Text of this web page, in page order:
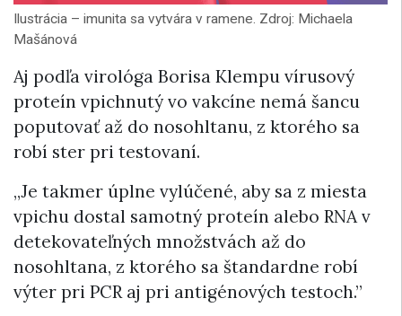
Ilustrácia – imunita sa vytvára v ramene. Zdroj: Michaela
Mašánová
Aj podľa virológa Borisa Klempu vírusový
proteín vpichnutý vo vakcíne nemá šancu
poputovať až do nosohltanu, z ktorého sa
robí ster pri testovaní.
„Je takmer úplne vylúčené, aby sa z miesta
vpichu dostal samotný proteín alebo RNA v
detekovateľných množstvách až do
nosohltana, z ktorého sa štandardne robí
výter pri PCR aj pri antigénových testoch.”